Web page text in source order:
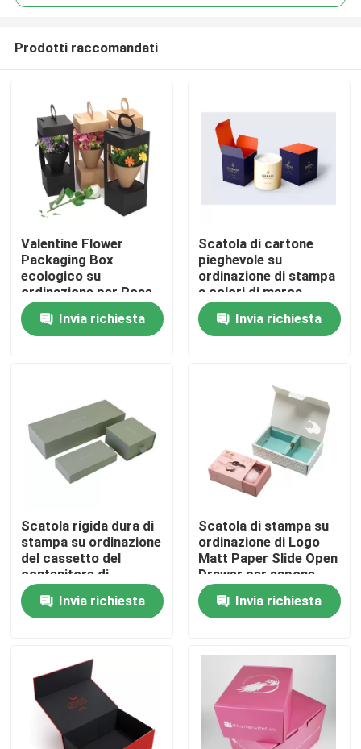
Casa.
Prodotti
Su di noi
Visita alla fabbrica
Controllo della qualità
Contattaci
stampa della scatola d'imballaggio
Scatola di imballaggio Vape
Prodotti raccomandati
Valentine Flower
Packaging Box
ecologico su
ordinazione per Rose
Flower Gift di lusso
Invia richiesta
Scatola di cartone
pieghevole su
ordinazione di stampa
a colori di marca
privata per la candela
Invia richiesta
Scatola rigida dura di
stampa su ordinazione
del cassetto del
contenitore di
cartoncino con la
scatola di
scivolamento interna
Invia richiesta
Scatola di stampa su
ordinazione di Logo
Matt Paper Slide Open
Drawer per sapone
fatto a mano
Invia richiesta